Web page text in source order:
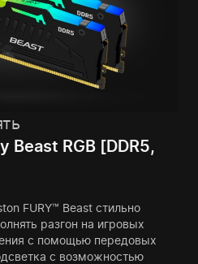
Beast RGB [DDR5,
FURY™ Beast стильно
разгон на игровых
с помощью передовых
с возможностью